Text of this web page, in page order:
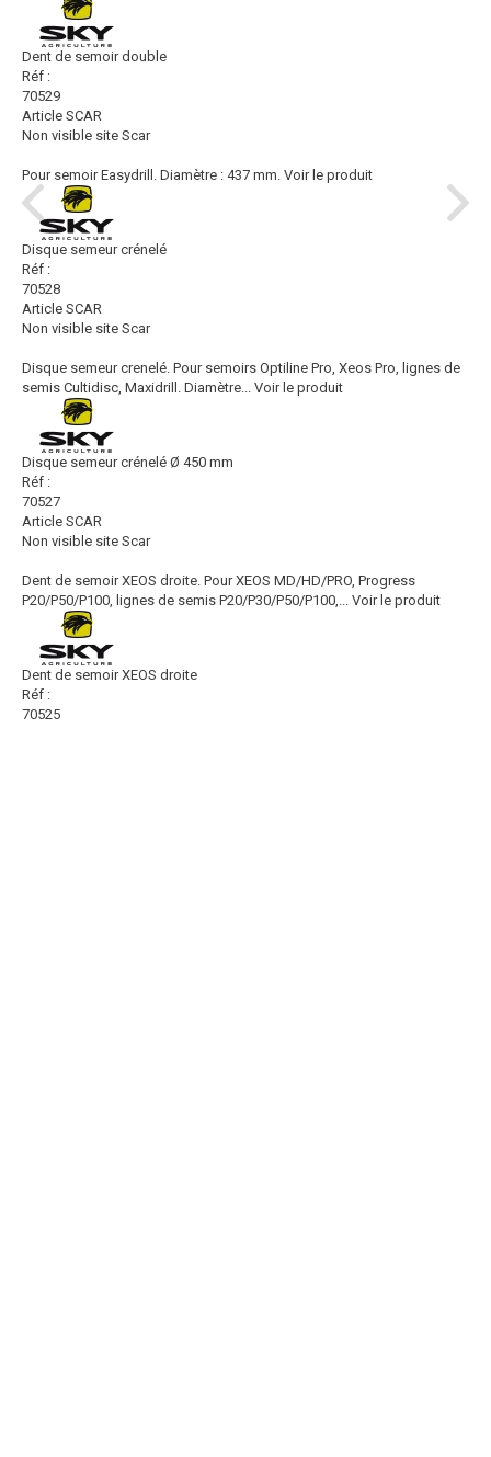
Dent de semoir double
Réf :
70529
Article SCAR
Non visible site Scar
Pour semoir Easydrill. Diamètre : 437 mm. Voir le produit
Disque semeur crénelé
Réf :
70528
Article SCAR
Non visible site Scar
Disque semeur crenelé. Pour semoirs Optiline Pro, Xeos Pro, lignes de
semis Cultidisc, Maxidrill. Diamètre... Voir le produit
Disque semeur crénelé Ø 450 mm
Réf :
70527
Article SCAR
Non visible site Scar
Dent de semoir XEOS droite. Pour XEOS MD/HD/PRO, Progress
P20/P50/P100, lignes de semis P20/P30/P50/P100,... Voir le produit
Dent de semoir XEOS droite
Réf :
70525